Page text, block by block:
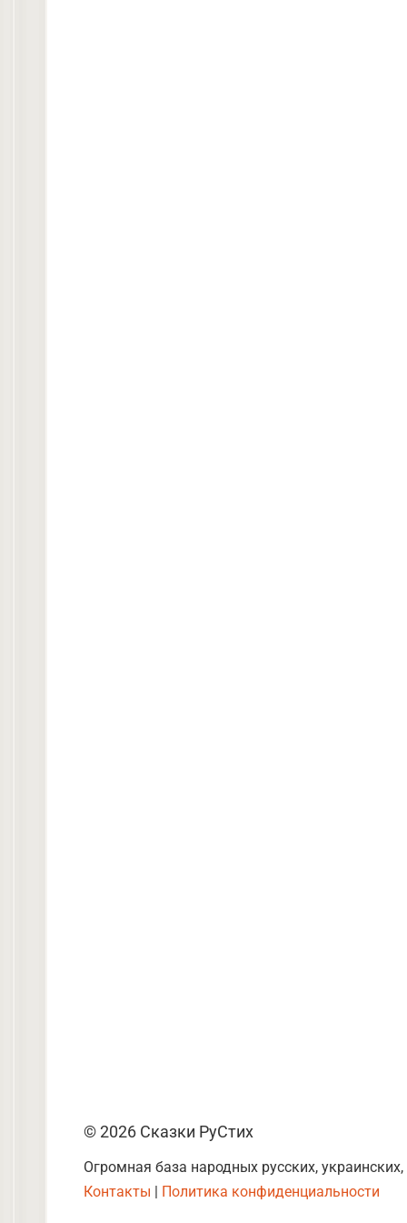
© 2026 Сказки РуСтих
Огромная база народных русских,
Контакты | Политика конфиденциальности